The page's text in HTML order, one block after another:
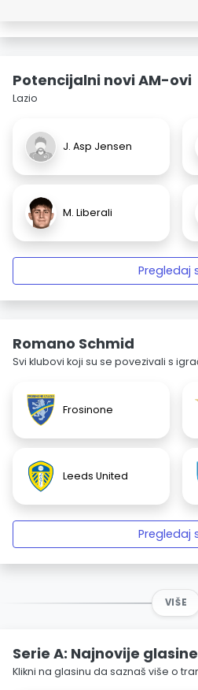
Potencijalni novi AM-ovi
Lazio
J. Asp Jensen
M. Liberali
Pregledaj
Romano Schmid
Svi klubovi koji su se povezivali s
Frosinone
Leeds United
Pregledaj
VIŠE
Serie A: Najnovije glasine
Klikni na glasinu da saznaš više o